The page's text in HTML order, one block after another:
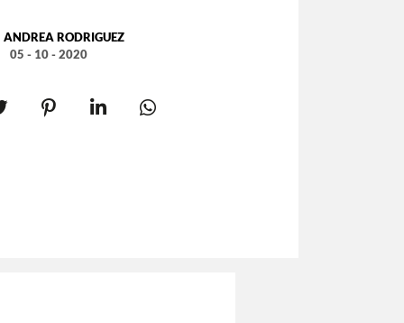
ANDREA RODRIGUEZ
05 - 10 - 2020